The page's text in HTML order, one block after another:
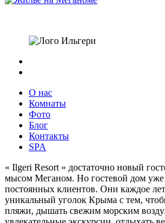
О нас
Комнаты
Фото
Блог
Контакты
SPA
« Ilgeri Resort » достаточно новый
мысом Меганом. Но гостевой дом уже
постоянных клиентов. Они каждое
уникальный уголок Крыма с тем,
пляжи, дышать свежим морским